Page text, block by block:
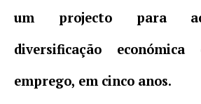
um projecto para
diversificação
emprego, em cinco anos.